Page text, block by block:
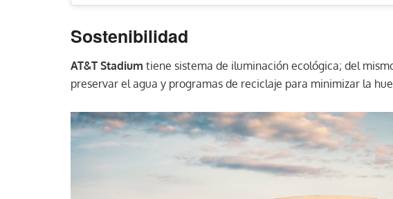
Sostenibilidad
AT&T Stadium tiene sistema de iluminación ecológica; del
preservar el agua y programas de reciclaje para minimizar la